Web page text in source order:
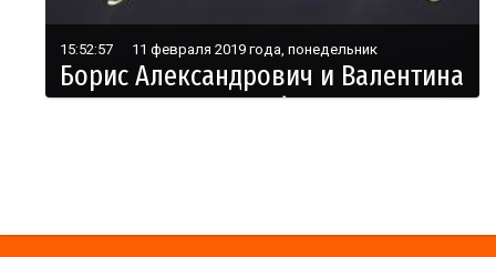
15:52:57 11 февраля 2019 года, понедельник
Борис Александрович и Валентина
Мироновна Митрофановы.